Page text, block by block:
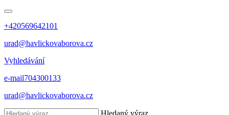
+420569642101
urad@havlickovaborova.cz
Vyhledávání
e-mail704300133
urad@havlickovaborova.cz
Hledaný výraz